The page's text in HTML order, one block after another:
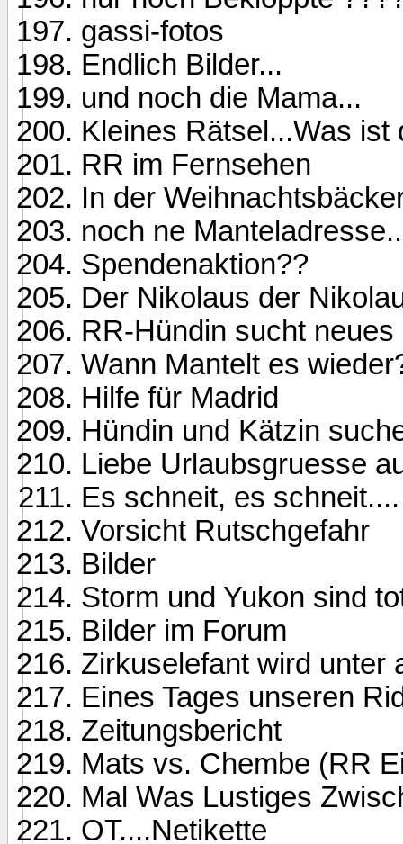
gassi-fotos
Endlich Bilder...
und noch die Mama...
Kleines Rätsel...Was ist
RR im Fernsehen
In der
noch ne
Spendenaktion??
Der Nikolaus der
RR-Hündin sucht
Wann Mantelt es
Hilfe für Madrid
Hündin und Kätzin
Liebe Urlaubsgruesse
Es schneit, es schneit....
Vorsicht Rutschgefahr
Bilder
Storm und Yukon sind
Bilder im Forum
Zirkuselefant wird unter
Eines Tages unseren
Zeitungsbericht
Mats vs. Chembe (RR
Mal Was Lustiges
OT....Netikette